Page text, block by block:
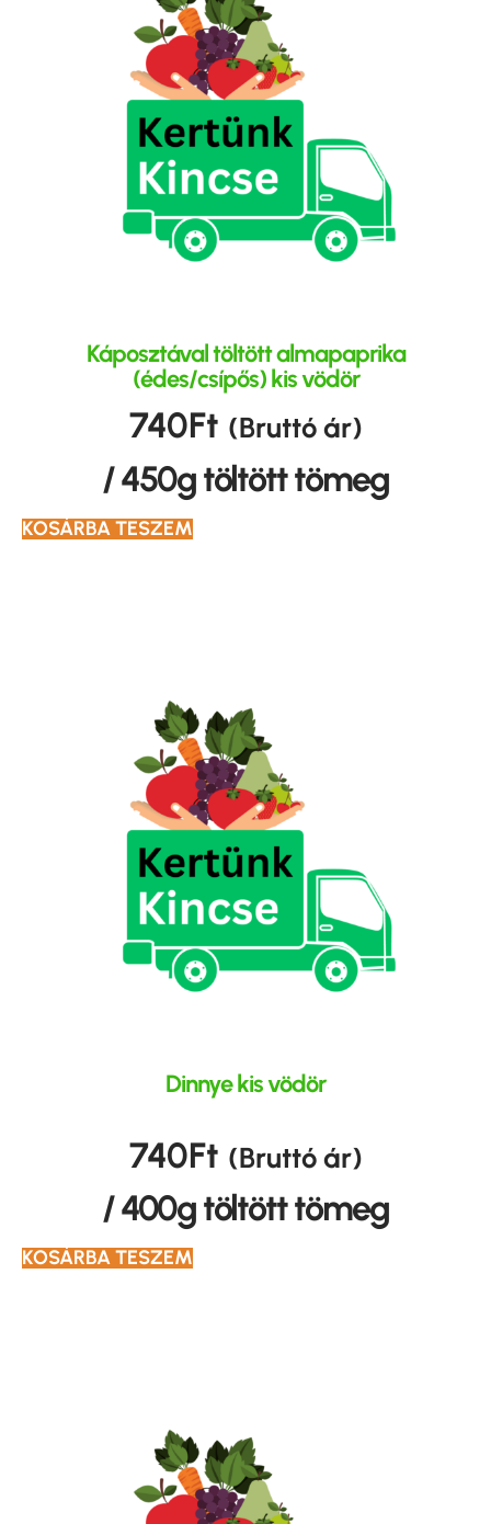
Káposztával töltött almapaprika
(édes/csípős) kis vödör
740Ft (Bruttó ár)
/ 450g töltött tömeg
KOSÁRBA TESZEM
Dinnye kis vödör
740Ft (Bruttó ár)
/ 400g töltött tömeg
KOSÁRBA TESZEM